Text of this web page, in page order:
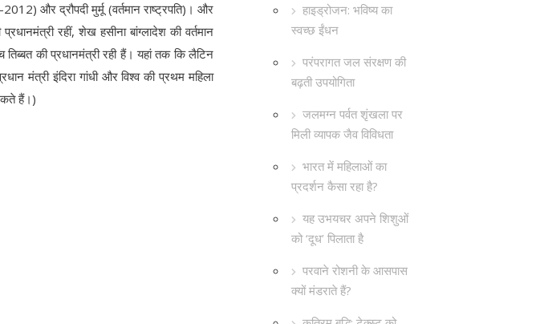
हाइड्रोजन: भविष्य का
स्वच्छ ईंधन
परंपरागत जल संरक्षण की
बढ़ती उपयोगिता
जलमग्न पर्वत शृंखला पर
मिली व्यापक जैव विविधता
भारत में महिलाओं का
प्रदर्शन कैसा रहा है?
यह उभयचर अपने शिशुओं
को ‘दूध’ पिलाता है
परवाने रोशनी के आसपास
क्यों मंडराते हैं?
और द्रौपदी मुर्मू (वर्तमान राष्ट्रपति)। और
रहीं, शेख हसीना बांग्लादेश की वर्तमान
तिब्बत की प्रधानमंत्री रही हैं। यहां तक कि लैटिन
मंत्री इंदिरा गांधी और विश्व की प्रथम महिला
हैं।)